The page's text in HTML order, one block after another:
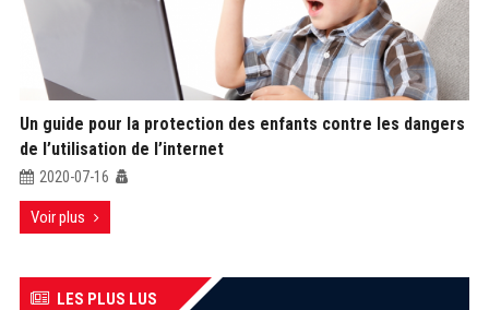
Un guide pour la protection des enfants contre les dangers
de l’utilisation de l’internet
2020-07-16
Voir plus
LES PLUS LUS